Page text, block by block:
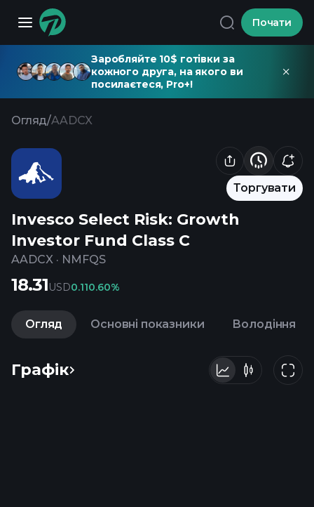
Почати
Заробляйте 10$ готівки за
кожного друга, на якого ви
посилаєтеся, Pro+!
Огляд/AADCX
Торгувати
Invesco Select Risk: Growth
Investor Fund Class C
AADCX · NMFQS
18.31USD0.110.60%
Огляд Основні показники Володіння
Графік